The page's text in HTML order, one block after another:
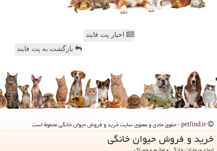
اخبار پت فایند
بازگشت به پت فایند
خرید و فروش حیوان خانگی